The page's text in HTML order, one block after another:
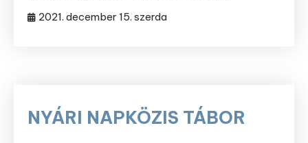
2021. december 15. szerda
NYÁRI NAPKÖZIS TÁBOR